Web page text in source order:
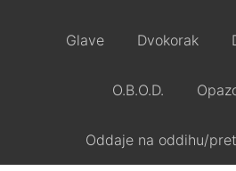
Glave Dvokorak
O.B.O.D.
Oddaje na oddihu/